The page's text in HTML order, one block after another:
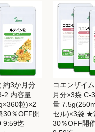
約3か月分
2 内容量
粒)×2
％OFF開
9:59迄
コエンザイ
月分×3袋 C-
量
セル)×3袋 ★
30％OFF開